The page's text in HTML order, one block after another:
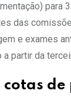
para
das
e exames
a partir da
cotas